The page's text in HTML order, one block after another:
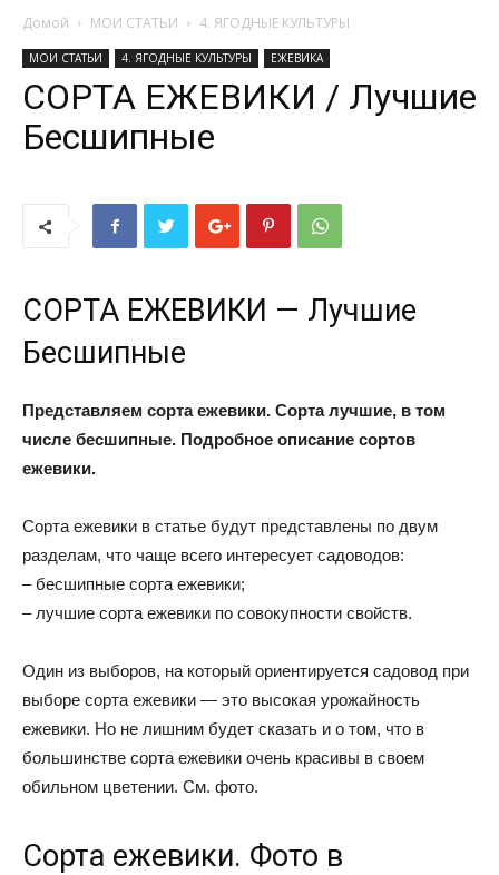
Домой МОИ СТАТЬИ 4. ЯГОДНЫЕ КУЛЬТУРЫ
МОИ СТАТЬИ 4. ЯГОДНЫЕ КУЛЬТУРЫ ЕЖЕВИКА
СОРТА ЕЖЕВИКИ / Лучшие
Бесшипные
СОРТА ЕЖЕВИКИ — Лучшие
Бесшипные
Представляем сорта ежевики. Сорта лучшие, в том
числе бесшипные. Подробное описание сортов
ежевики.
Сорта ежевики в статье будут представлены по двум
разделам, что чаще всего интересует садоводов:
– бесшипные сорта ежевики;
– лучшие сорта ежевики по совокупности свойств.
Один из выборов, на который ориентируется садовод при
выборе сорта ежевики — это высокая урожайность
ежевики. Но не лишним будет сказать и о том, что в
большинстве сорта ежевики очень красивы в своем
обильном цветении. См. фото.
Сорта ежевики. Фото в